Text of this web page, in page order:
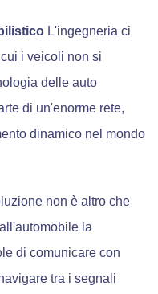
L'ingegneria ci
i veicoli non si
delle auto
di un'enorme rete,
dinamico nel mondo
non è altro che
la
di comunicare con
tra i segnali